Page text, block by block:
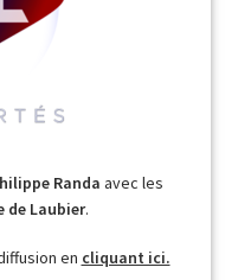
Randa avec les
de Laubier.
en cliquant ici.